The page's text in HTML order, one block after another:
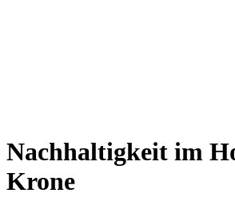
Nachhaltigkeit im
Krone